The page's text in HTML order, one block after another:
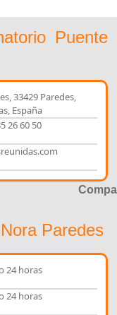
Puente
33429 Paredes,
España
26 60 50
Paredes
24 horas
24 horas